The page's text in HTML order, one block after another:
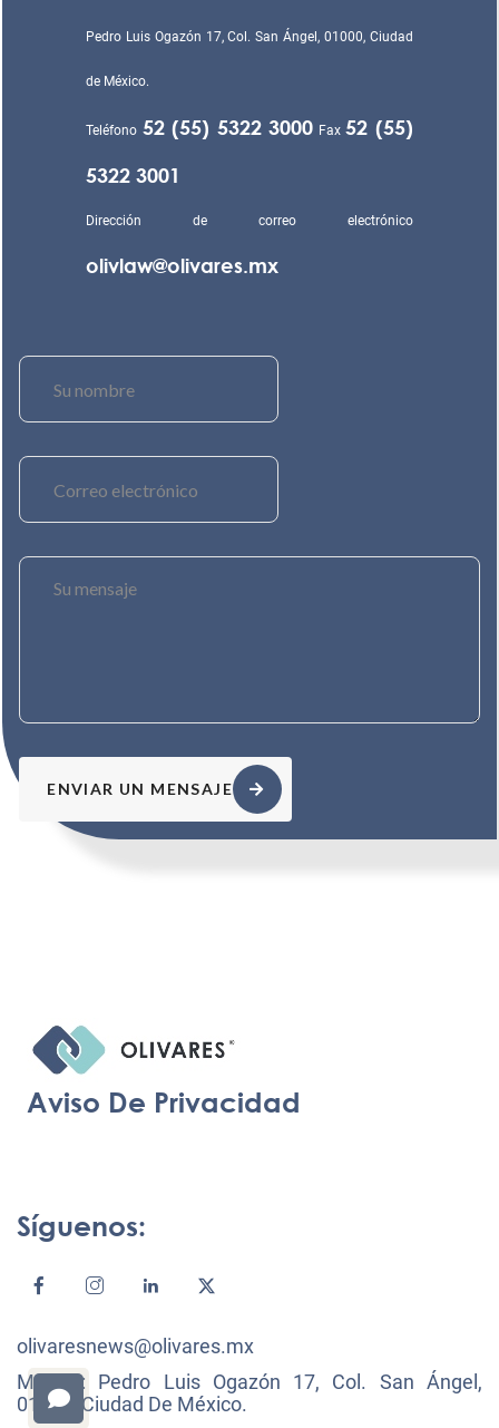
Pedro Luis Ogazón 17, Col. San Ángel, 01000, Ciudad
de México.
Teléfono 52 (55) 5322 3000 Fax52 (55)
5322 3001
Dirección de correo electrónico
olivlaw@olivares.mx
ENVIAR UN MENSAJE
Aviso De Privacidad
Síguenos:
olivaresnews@olivares.mx
México: Pedro Luis Ogazón 17, Col. San Ángel,
01000, Ciudad De México.